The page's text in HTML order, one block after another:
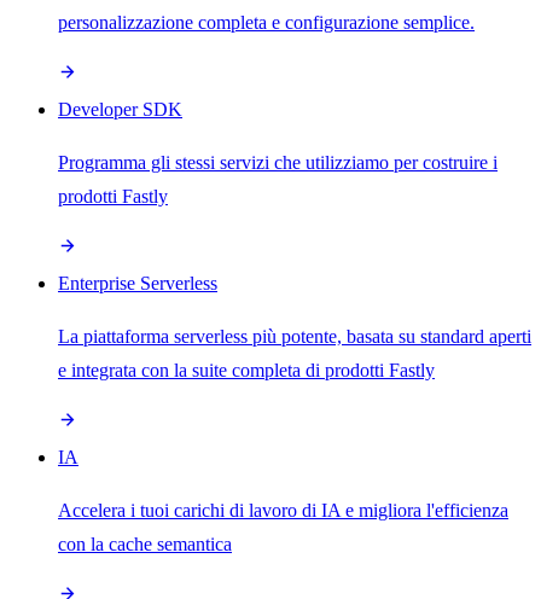
personalizzazione completa e configurazione semplice.
Developer SDK
Programma gli stessi servizi che utilizziamo per costruire i
prodotti Fastly
Enterprise Serverless
La piattaforma serverless più potente, basata su standard aperti
e integrata con la suite completa di prodotti Fastly
IA
Accelera i tuoi carichi di lavoro di IA e migliora l'efficienza
con la cache semantica